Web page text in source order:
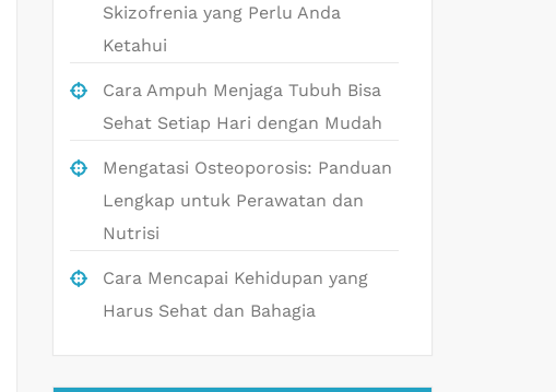
Skizofrenia yang Perlu Anda
Ketahui
Cara Ampuh Menjaga Tubuh Bisa
Sehat Setiap Hari dengan Mudah
Mengatasi Osteoporosis: Panduan
Lengkap untuk Perawatan dan
Nutrisi
Cara Mencapai Kehidupan yang
Harus Sehat dan Bahagia